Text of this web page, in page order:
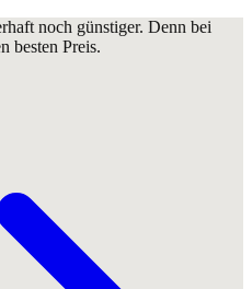
noch günstiger. Denn bei
besten Preis.